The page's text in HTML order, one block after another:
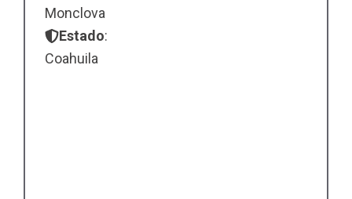
Monclova
Estado:
Coahuila